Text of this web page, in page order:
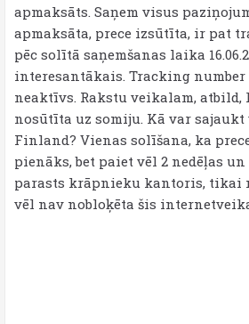
apmaksāts. Saņem visus
apmaksāta, prece izsūtīta, ir pat
pēc solītā saņemšanas laika
interesantākais. Tracking
neaktīvs. Rakstu veikalam,
nosūtīta uz somiju. Kā var
Finland? Vienas solīšana, ka
pienāks, bet paiet vēl 2 nedēļas
parasts krāpnieku kantoris, tikai
vēl nav nobloķēta šis